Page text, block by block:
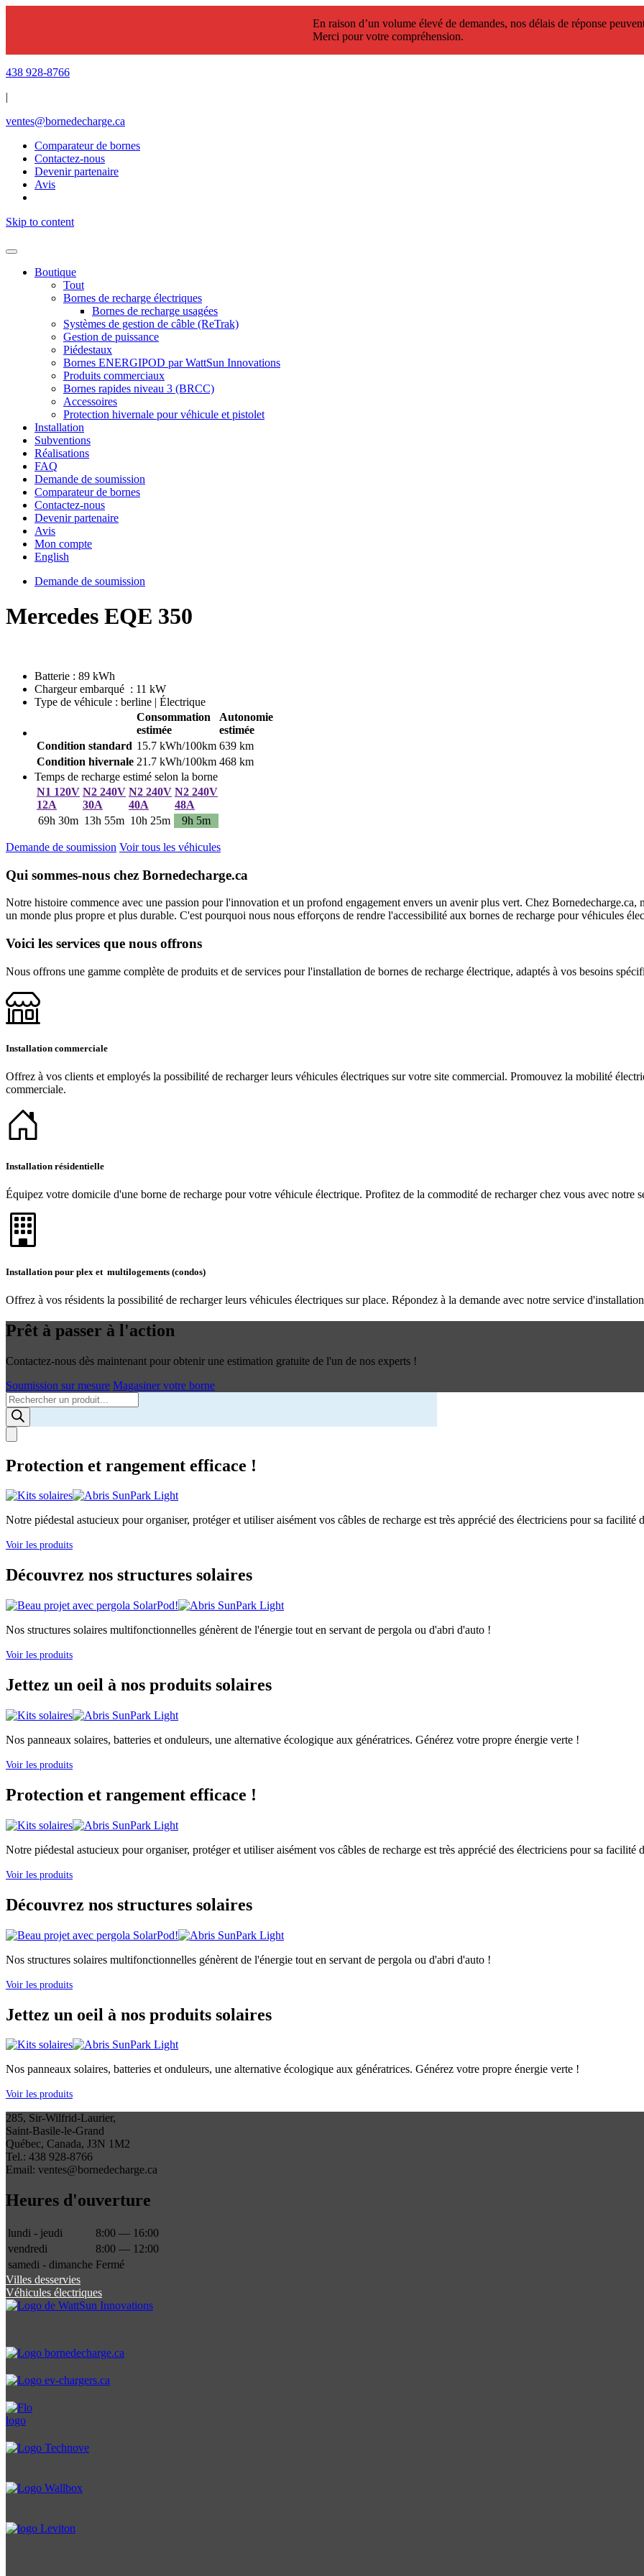
En raison d’un volume élevé de demandes, nos délais de réponse
Merci pour votre compréhension.
438 928-8766
|
ventes@bornedecharge.ca
Comparateur de bornes
Contactez-nous
Devenir partenaire
Avis
Skip to content
Boutique
Tout
Bornes de recharge électriques
Bornes de recharge usagées
Systèmes de gestion de câble (ReTrak)
Gestion de puissance
Piédestaux
Bornes ENERGIPOD par WattSun Innovations
Produits commerciaux
Bornes rapides niveau 3 (BRCC)
Accessoires
Protection hivernale pour véhicule et pistolet
Installation
Subventions
Réalisations
FAQ
Demande de soumission
Comparateur de bornes
Contactez-nous
Devenir partenaire
Avis
Mon compte
English
Demande de soumission
Mercedes EQE 350
Batterie : 89 kWh
Chargeur embarqué : 11 kW
Type de véhicule : berline | Électrique
Consommation
estimée
Autonomie
estimée
Condition standard 15.7 kWh/100km 639 km
Condition hivernale 21.7 kWh/100km 468 km
Temps de recharge estimé selon la borne
N1 120V
12A
N2 240V
30A
N2 240V
40A
N2 240V
48A
69h 30m 13h 55m 10h 25m 9h 5m
Demande de soumission Voir tous les véhicules
Qui sommes-nous chez Bornedecharge.ca
Notre histoire commence avec une passion pour l'innovation et un profond engagement envers un avenir plus vert. Chez
un monde plus propre et plus durable. C'est pourquoi nous nous efforçons de rendre l'accessibilité aux bornes de recharge pour véhicules
Voici les services que nous offrons
Nous offrons une gamme complète de produits et de services pour l'installation de bornes de recharge électrique, adaptés à vos besoins
Installation commerciale
Offrez à vos clients et employés la possibilité de recharger leurs véhicules électriques sur votre site commercial. Promouvez la mobilité
commerciale.
Installation résidentielle
Équipez votre domicile d'une borne de recharge pour votre véhicule électrique. Profitez de la commodité de recharger chez vous avec notre
Installation pour plex et multilogements (condos)
Offrez à vos résidents la possibilité de recharger leurs véhicules électriques sur place. Répondez à la demande avec notre service
Prêt à passer à l'action
Contactez-nous dès maintenant pour obtenir une estimation gratuite de l'un de nos experts !
Soumission sur mesure Magasiner votre borne
Products
search
Protection et rangement efficace !
Notre piédestal astucieux pour organiser, protéger et utiliser aisément vos câbles de recharge est très apprécié des électriciens pour sa facilité
Voir les produits
Découvrez nos structures solaires
Nos structures solaires multifonctionnelles génèrent de l'énergie tout en servant de pergola ou d'abri d'auto !
Voir les produits
Jettez un oeil à nos produits solaires
Nos panneaux solaires, batteries et onduleurs, une alternative écologique aux génératrices. Générez votre propre énergie verte !
Voir les produits
Protection et rangement efficace !
Notre piédestal astucieux pour organiser, protéger et utiliser aisément vos câbles de recharge est très apprécié des électriciens pour sa facilité
Voir les produits
Découvrez nos structures solaires
Nos structures solaires multifonctionnelles génèrent de l'énergie tout en servant de pergola ou d'abri d'auto !
Voir les produits
Jettez un oeil à nos produits solaires
Nos panneaux solaires, batteries et onduleurs, une alternative écologique aux génératrices. Générez votre propre énergie verte !
Voir les produits
285, Sir-Wilfrid-Laurier,
Saint-Basile-le-Grand
Québec, Canada, J3N 1M2
Tel.: 438 928-8766
Email: ventes@bornedecharge.ca
Heures d'ouverture
lundi - jeudi
8:00 — 16:00
vendredi
8:00 — 12:00
samedi - dimanche Fermé
Villes desservies
Véhicules électriques